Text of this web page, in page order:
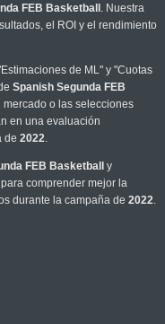
FEB Basketball . Nuestra
el ROI y el rendimiento
de ML" y "Cuotas
Spanish Segunda FEB
o las selecciones
en una evaluación
de 2022.
FEB Basketball
y
comprender mejor la
durante la campaña de 2022.